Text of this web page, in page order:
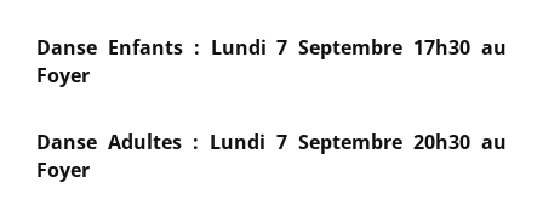
Danse Enfants : Lundi 7 Septembre 17h30 au
Foyer
Danse Adultes : Lundi 7 Septembre 20h30 au
Foyer